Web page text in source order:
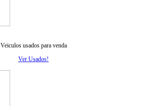
Veiculos usados para venda
Ver Usados!